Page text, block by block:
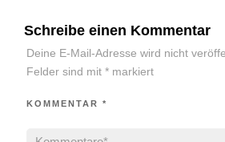
Schreibe einen Kommentar
Deine E-Mail-Adresse wird nicht
Felder sind mit *markiert
KOMMENTAR *